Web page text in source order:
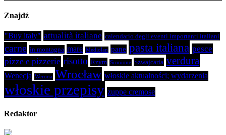
Znajdź
"Buy italy" attualità italiane calendario degli eventi importanti italiani
carne in montagna mare Mediolan pane pasta italiana pesce
pizze e pizzerie risotto Rzym Sirmione Szwajcaria verdura
Wenecja Werona Wrocław włoskie aktualności; wydarzenia
włoskie przepisy zuppe cremose
Redaktor